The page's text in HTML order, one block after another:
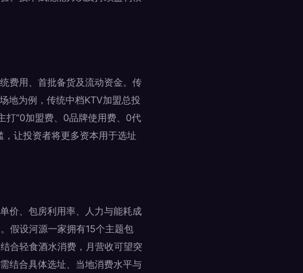
费用、首批备货及流动资金。传
地为例，传统中档KTV加盟总投
打“0加盟费、0品牌使用费、0代
让投资者将更多资本用于选址
价、包房利用率、人力与能耗成
假设河源一家拥有15个主题包
合轻食酒水消费，月营收可望突
结合具体选址、当地消费水平与